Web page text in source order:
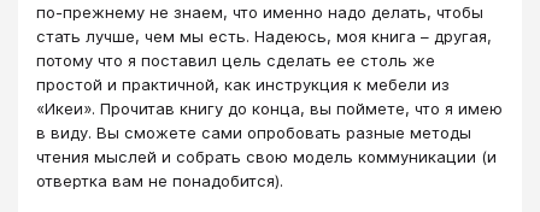
по-прежнему не знаем, что именно надо делать, чтобы
стать лучше, чем мы есть. Надеюсь, моя книга – другая,
потому что я поставил цель сделать ее столь же
простой и практичной, как инструкция к мебели из
«Икеи». Прочитав книгу до конца, вы поймете, что я имею
в виду. Вы сможете сами опробовать разные методы
чтения мыслей и собрать свою модель коммуникации (и
отвертка вам не понадобится).